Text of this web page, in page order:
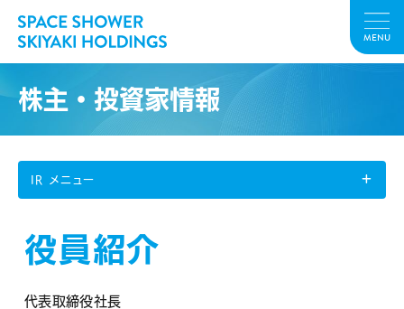
MENU
株主・投資家情報
IR メニュー
役員紹介
代表取締役社長